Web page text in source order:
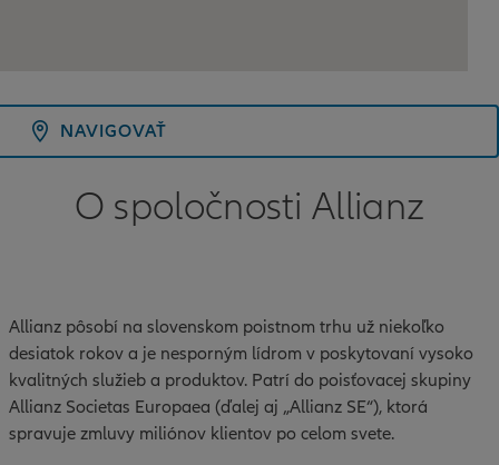
NAVIGOVAŤ
O spoločnosti Allianz
Allianz pôsobí na slovenskom poistnom trhu už niekoľko
desiatok rokov a je nesporným lídrom v poskytovaní vysoko
kvalitných služieb a produktov. Patrí do poisťovacej skupiny
Allianz Societas Europaea (ďalej aj „Allianz SE“), ktorá
spravuje zmluvy miliónov klientov po celom svete.